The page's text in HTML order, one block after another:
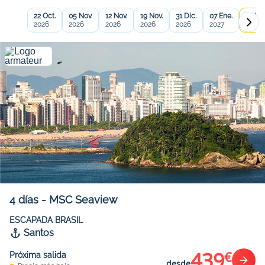
22 Oct.
2026
05 Nov.
2026
12 Nov.
2026
19 Nov.
2026
31 Dic.
2026
07 Ene.
2027
14
2027
4 días - MSC Seaview
ESCAPADA BRASIL
Santos
Próxima salida €